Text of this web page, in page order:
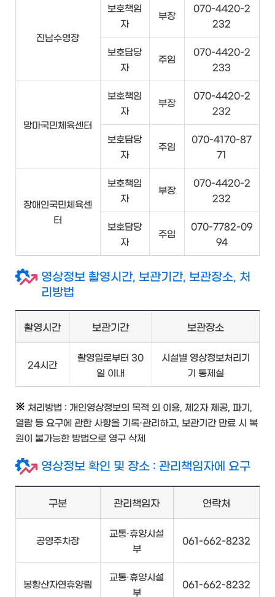
진남수영장
보호책임
자
부장
070-4420-2
232
보호담당
자
주임
070-4420-2
233
망마국민체육센터
보호책임
자
부장
070-4420-2
232
보호담당
자
주임
070-4170-87
71
장애인국민체육센
터
보호책임
자
부장
070-4420-2
232
보호담당
자
주임
070-7782-09
94
영상정보 촬영시간, 보관기간, 보관장소, 처
리방법
촬영시간 보관기간 보관장소
24시간
촬영일로부터 30
일 이내
시설별 영상정보처리기
기 통제실
처리방법 : 개인영상정보의 목적 외 이용, 제2자 제공, 파기,
열람 등 요구에 관한 사항을 기록·관리하고, 보관기간 만료 시 복
원이 불가능한 방법으로 영구 삭제
영상정보 확인 및 장소 : 관리책임자에 요구
구분 관리책임자 연락처
공영주차장
교통·휴양시설
부
061-662-8232
봉황산자연휴양림
교통·휴양시설
부
061-662-8232